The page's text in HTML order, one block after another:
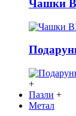
Чашки
+
Пазли +
Метал